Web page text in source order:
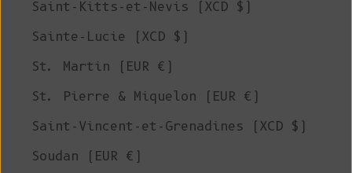
Saint-Kitts-et-Nevis (XCD $)
Sainte-Lucie (XCD $)
St. Martin (EUR €)
St. Pierre & Miquelon (EUR €)
Saint-Vincent-et-Grenadines (XCD $)
Soudan (EUR €)